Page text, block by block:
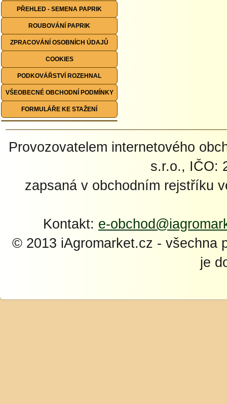
PŘEHLED - SEMENA PAPRIK
ROUBOVÁNÍ PAPRIK
ZPRACOVÁNÍ OSOBNÍCH ÚDAJŮ
COOKIES
PODKOVÁŘSTVÍ ROZEHNAL
VŠEOBECNÉ OBCHODNÍ PODMÍNKY
FORMULÁŘE KE STAŽENÍ
Provozovatelem internetového
s.r.o., IČO:
zapsaná v obchodním rejstříku
Kontakt: e-
© 2013 iAgromarket.cz - všechna
je